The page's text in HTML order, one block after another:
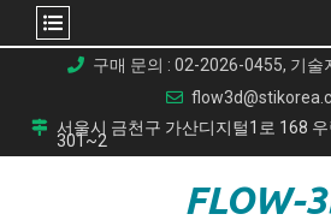
content
구매 문의 : 02-2026-0455, 기
서울시 금천구 가산디지털1로 168
301~2
FLOW-